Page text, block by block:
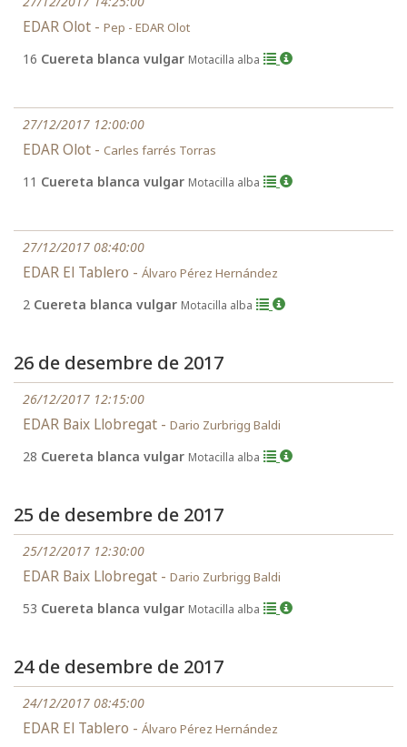
EDAR Olot - Pep - EDAR Olot
16 Cuereta blanca vulgar Motacilla alba
27/12/2017 12:00:00
EDAR Olot - Carles farrés Torras
11 Cuereta blanca vulgar Motacilla alba
27/12/2017 08:40:00
EDAR El Tablero - Álvaro Pérez Hernández
2 Cuereta blanca vulgar Motacilla alba
26 de desembre de 2017
26/12/2017 12:15:00
EDAR Baix Llobregat - Dario Zurbrigg Baldi
28 Cuereta blanca vulgar Motacilla alba
25 de desembre de 2017
25/12/2017 12:30:00
EDAR Baix Llobregat - Dario Zurbrigg Baldi
53 Cuereta blanca vulgar Motacilla alba
24 de desembre de 2017
24/12/2017 08:45:00
EDAR El Tablero - Álvaro Pérez Hernández